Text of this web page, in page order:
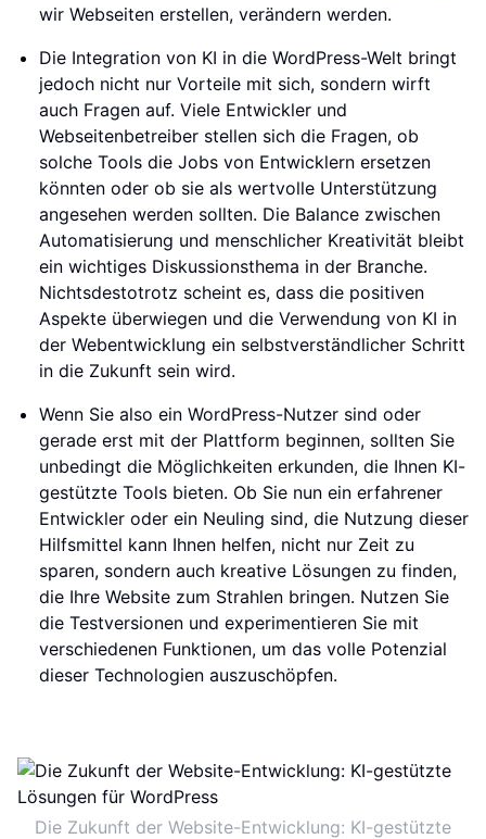
wir Webseiten erstellen, verändern werden.
Die Integration von KI in die WordPress-Welt bringt
jedoch nicht nur Vorteile mit sich, sondern wirft
auch Fragen auf. Viele Entwickler und
Webseitenbetreiber stellen sich die Fragen, ob
solche Tools die Jobs von Entwicklern ersetzen
könnten oder ob sie als wertvolle Unterstützung
angesehen werden sollten. Die Balance zwischen
Automatisierung und menschlicher Kreativität bleibt
ein wichtiges Diskussionsthema in der Branche.
Nichtsdestotrotz scheint es, dass die positiven
Aspekte überwiegen und die Verwendung von KI in
der Webentwicklung ein selbstverständlicher Schritt
in die Zukunft sein wird.
Wenn Sie also ein WordPress-Nutzer sind oder
gerade erst mit der Plattform beginnen, sollten Sie
unbedingt die Möglichkeiten erkunden, die Ihnen KI-
gestützte Tools bieten. Ob Sie nun ein erfahrener
Entwickler oder ein Neuling sind, die Nutzung dieser
Hilfsmittel kann Ihnen helfen, nicht nur Zeit zu
sparen, sondern auch kreative Lösungen zu finden,
die Ihre Website zum Strahlen bringen. Nutzen Sie
die Testversionen und experimentieren Sie mit
verschiedenen Funktionen, um das volle Potenzial
dieser Technologien auszuschöpfen.
Die Zukunft der Website-Entwicklung: KI-gestützte